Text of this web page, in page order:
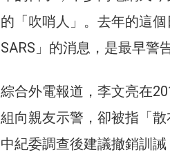
的「吹哨人」。去年的這
SARS」的消息，是最早警
綜合外電報道，李文亮在
組向親友示警，卻被指「
中紀委調查後建議撤銷訓誡